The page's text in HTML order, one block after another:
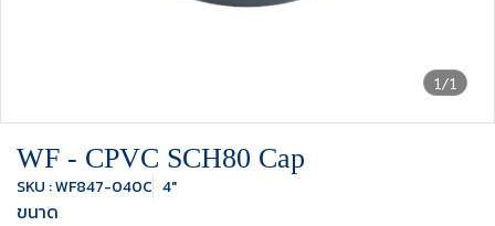
1/1
WF - CPVC SCH80 Cap
SKU : WF847-040C 4"
ขนาด